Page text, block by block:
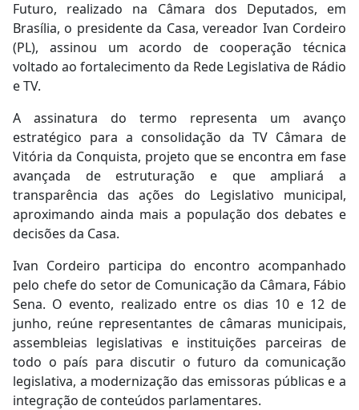
Futuro, realizado na Câmara dos Deputados, em
Brasília, o presidente da Casa, vereador Ivan Cordeiro
(PL), assinou um acordo de cooperação técnica
voltado ao fortalecimento da Rede Legislativa de Rádio
e TV.
A assinatura do termo representa um avanço
estratégico para a consolidação da TV Câmara de
Vitória da Conquista, projeto que se encontra em fase
avançada de estruturação e que ampliará a
transparência das ações do Legislativo municipal,
aproximando ainda mais a população dos debates e
decisões da Casa.
Ivan Cordeiro participa do encontro acompanhado
pelo chefe do setor de Comunicação da Câmara, Fábio
Sena. O evento, realizado entre os dias 10 e 12 de
junho, reúne representantes de câmaras municipais,
assembleias legislativas e instituições parceiras de
todo o país para discutir o futuro da comunicação
legislativa, a modernização das emissoras públicas e a
integração de conteúdos parlamentares.